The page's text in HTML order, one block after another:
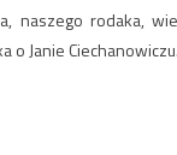
naszego rodaka,
o Janie Ciechanowiczu.